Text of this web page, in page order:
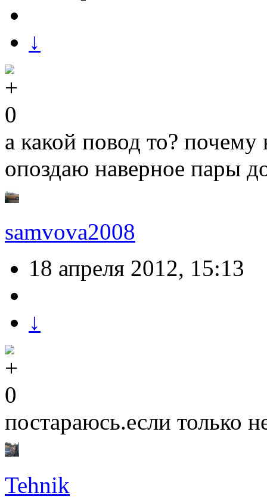
↓
0
а какой повод то?
опоздаю наверное пары
samvova2008
18 апреля 2012, 15:13
↓
0
постараюсь.если только
Tehnik